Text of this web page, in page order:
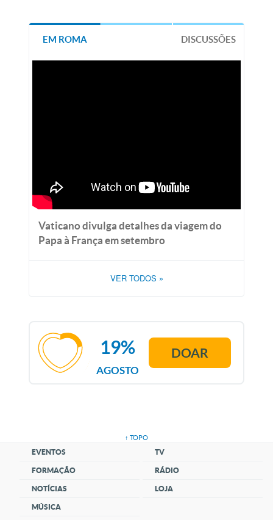
EM ROMA DISCUSSÕES
Vaticano divulga detalhes da viagem do
Papa à França em setembro
VER TODOS »
AGOSTO
19% DOAR
↑ TOPO
EVENTOS
FORMAÇÃO
NOTÍCIAS
MÚSICA
TV
RÁDIO
LOJA